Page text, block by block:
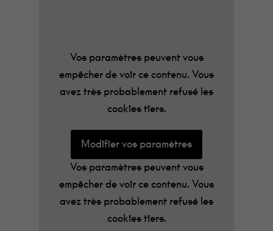
de Lou Doillon, pour notre plus grand
plaisir, et cerise sur le gâteau : un
merveilleux duo avec Cat Power, It’s you, à
écouter absolument.
Vos paramètres peuvent vous
empêcher de voir ce contenu. Vous
avez très probablement refusé les
cookies tiers.
Vos paramètres peuvent vous
empêcher de voir ce contenu. Vous
avez très probablement refusé les
cookies tiers.
Modifier vos paramètres